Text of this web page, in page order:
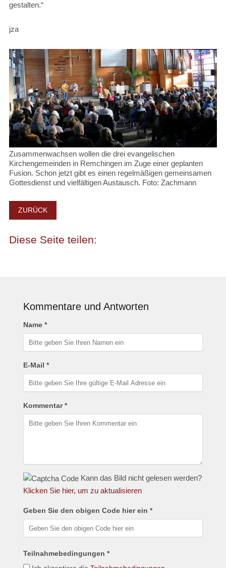
gestalten.“
jza
Zusammenwachsen wollen die drei evangelischen
Kirchengemeinden in Remchingen im Zuge einer geplanten
Fusion. Schon jetzt gibt es einen regelmäßigen gemeinsamen
Gottesdienst und vielfältigen Austausch. Foto: Zachmann
ZURÜCK
Kommentare und Antworten
Name *
E-Mail *
Kommentar *
Kann das Bild nicht gelesen werden?
Klicken Sie hier, um zu aktualisieren
Geben Sie den obigen Code hier ein *
Teilnahmebedingungen *